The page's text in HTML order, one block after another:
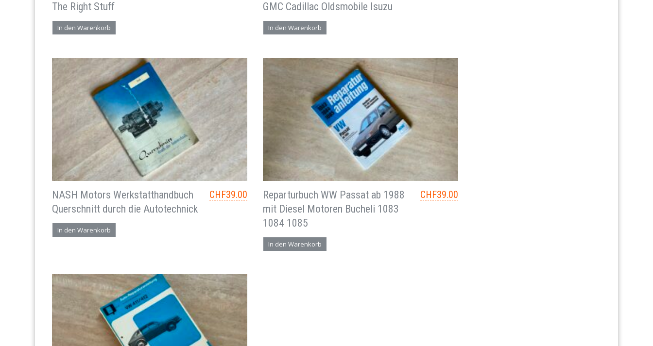
The Right Stuff
In den Warenkorb
GMC Cadillac Oldsmobile Isuzu
In den Warenkorb
CHF39.00
NASH Motors Werkstatthandbuch
Querschnitt durch die Autotechnick
In den Warenkorb
CHF39.00
Reparturbuch WW Passat ab 1988
mit Diesel Motoren Bucheli 1083
1084 1085
In den Warenkorb